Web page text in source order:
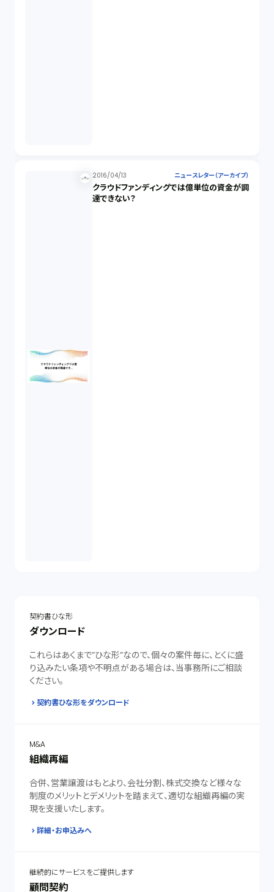
2016/04/13 ニュースレター（アーカイブ）
クラウドファンディングでは億単位の資金が調
達できない？
契約書ひな形
ダウンロード
これらはあくまで”ひな形”なので、個々の案件毎に、とくに盛
り込みたい条項や不明点がある場合は、当事務所にご相談
ください。
契約書ひな形をダウンロード
M&A
組織再編
合併、営業譲渡はもとより、会社分割、株式交換など様々な
制度のメリットとデメリットを踏まえて、適切な組織再編の実
現を支援いたします。
詳細・お申込みへ
継続的にサービスをご提供します
顧問契約